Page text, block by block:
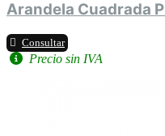
Arandela Cuadrada
Consultar
Precio sin IVA